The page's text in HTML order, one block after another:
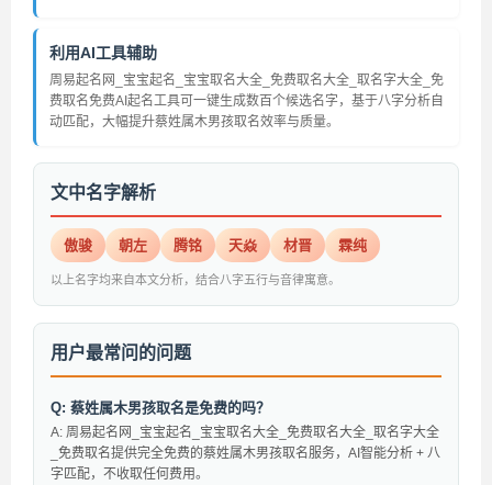
利用AI工具辅助
周易起名网_宝宝起名_宝宝取名大全_免费取名大全_取名字大全_免
费取名免费AI起名工具可一键生成数百个候选名字，基于八字分析自
动匹配，大幅提升蔡姓属木男孩取名效率与质量。
文中名字解析
傲骏 朝左 腾铭 天焱 材晋 霖纯
以上名字均来自本文分析，结合八字五行与音律寓意。
用户最常问的问题
Q: 蔡姓属木男孩取名是免费的吗？
A: 周易起名网_宝宝起名_宝宝取名大全_免费取名大全_取名字大全
_免费取名提供完全免费的蔡姓属木男孩取名服务，AI智能分析 + 八
字匹配，不收取任何费用。